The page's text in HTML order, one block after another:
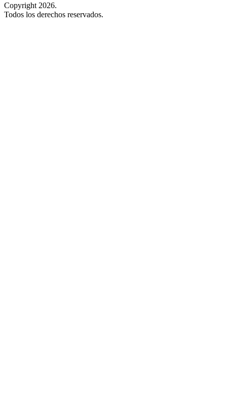
Copyright 2026.
Todos los derechos reservados.